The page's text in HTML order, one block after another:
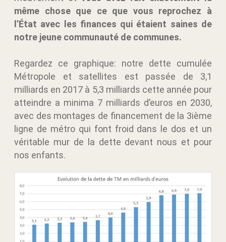
même chose que ce que vous reprochez à
l’État avec les finances qui étaient saines de
notre jeune communauté de communes.
Regardez ce graphique: notre dette cumulée
Métropole et satellites est passée de 3,1
milliards en 2017 à 5,3 milliards cette année pour
atteindre a minima 7 milliards d’euros en 2030,
avec des montages de financement de la 3ième
ligne de métro qui font froid dans le dos et un
véritable mur de la dette devant nous et pour
nos enfants.